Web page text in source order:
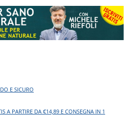
E SICURO
A PARTIRE DA €14,89 E CONSEGNA IN 1